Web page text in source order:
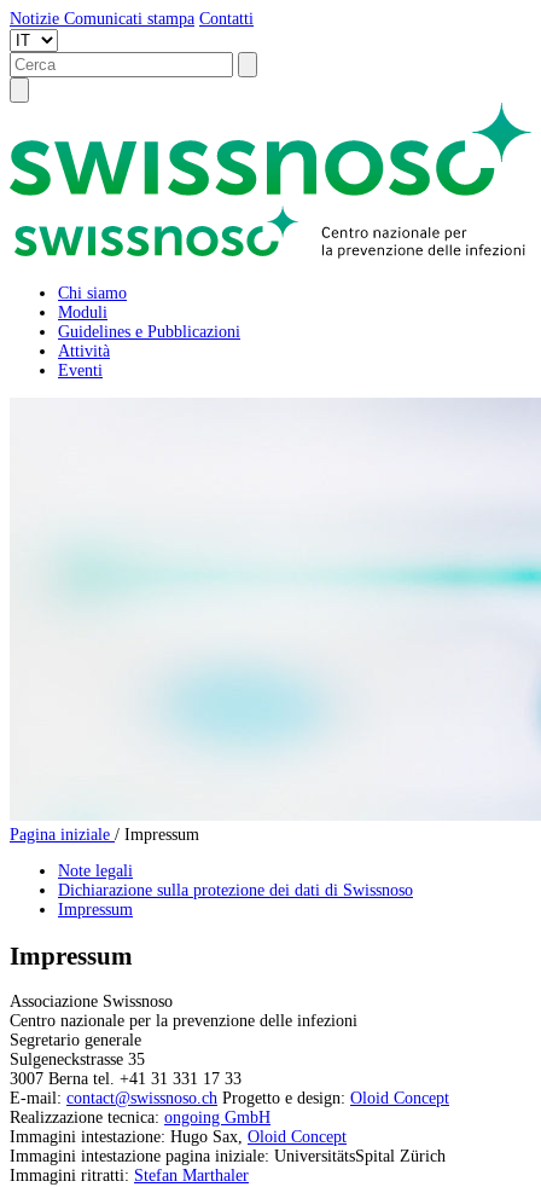
Notizie Comunicati stampa Contatti
Chi siamo
Moduli
Guidelines e Pubblicazioni
Attività
Eventi
Pagina iniziale / Impressum
Note legali
Dichiarazione sulla protezione dei dati di Swissnoso
Impressum
Impressum
Associazione Swissnoso
Centro nazionale per la prevenzione delle infezioni
Segretario generale
Sulgeneckstrasse 35
3007 Berna tel. +41 31 331 17 33
E-mail: contact@swissnoso.ch Progetto e design: Oloid Concept
Realizzazione tecnica: ongoing GmbH
Immagini intestazione: Hugo Sax, Oloid Concept
Immagini intestazione pagina iniziale: UniversitätsSpital Zürich
Immagini ritratti: Stefan Marthaler